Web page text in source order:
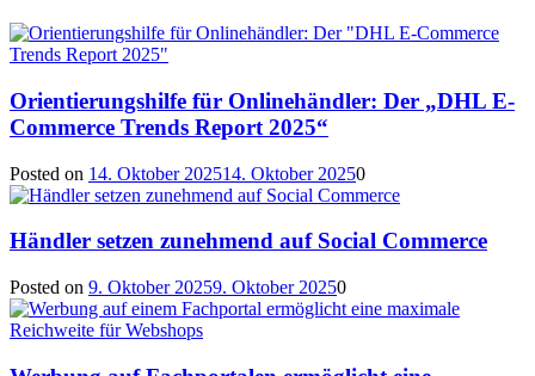
Orientierungshilfe für Onlinehändler: Der „DHL E-
Commerce Trends Report 2025“
Posted on 14. Oktober 202514. Oktober 20250
Händler setzen zunehmend auf Social Commerce
Posted on 9. Oktober 20259. Oktober 20250